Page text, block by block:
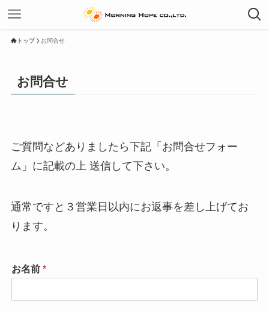
トップ お問合せ
お問合せ
ご質問などありましたら下記「お問合せフォー
ム」に記載の上 送信して下さい。
通常ですと３営業日以内にお返事を差し上げてお
ります。
お名前 *